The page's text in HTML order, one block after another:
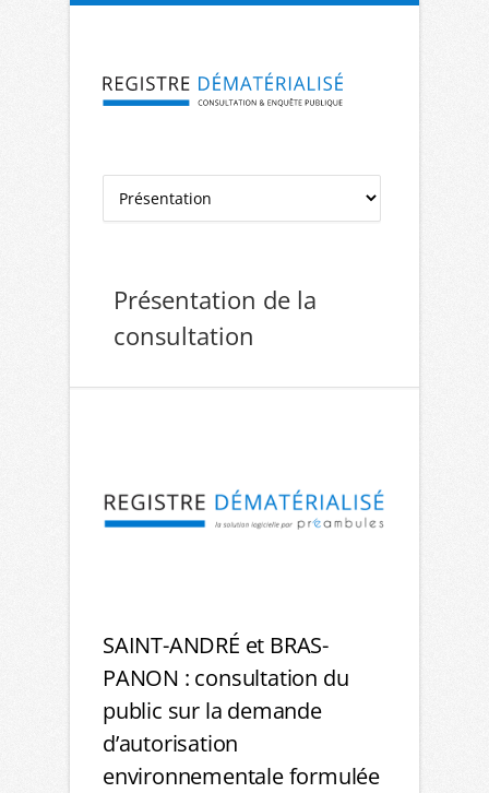
Aller à la navigation Aller au contenu
Présentation de la
consultation
SAINT-ANDRÉ et BRAS-
PANON : consultation du
public sur la demande
d’autorisation
environnementale formulée